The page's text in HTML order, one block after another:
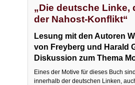
„Die deutsche
der Nahost-Konflikt“
Lesung mit den Autoren
von Freyberg und Harald
Diskussion zum Thema
Eines der Motive für dieses Buch
innerhalb der deutschen Linken,